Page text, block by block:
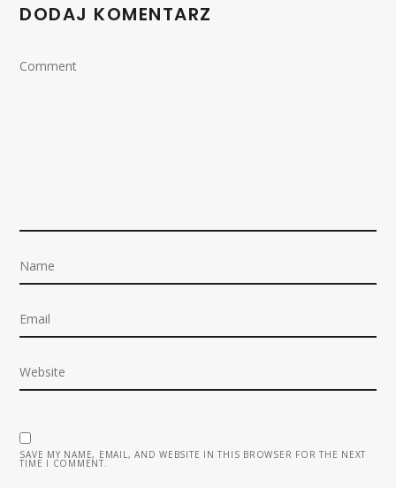
DODAJ KOMENTARZ
SAVE MY NAME, EMAIL, AND WEBSITE IN THIS BROWSER FOR THE NEXT
TIME I COMMENT.